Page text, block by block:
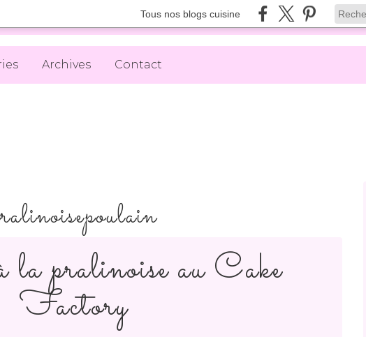
Tous nos blogs cuisine
Archives Contact
pralinoise au Cake
Factory